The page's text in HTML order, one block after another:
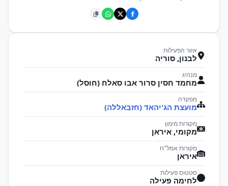
אזור הפעילות
לבנון, סוריה
מנהיג
מחמד חסין סרור אבו סאלח (חוסל)
מפקדה
מועצת הג'יהאד (חזבאללה)
מקורות מימון
מקומי, איראן
מקורות אמל"ח
איראן
סטטוס פעילות
לחימה פעילה